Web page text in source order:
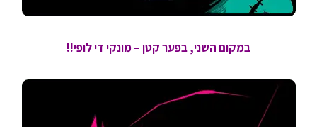
במקום השני, בפער קטן – מונקי די לופי!!